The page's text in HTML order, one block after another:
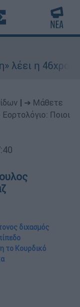
η 46χρονη -
➔ Μάθετε
Ποιοι
διχασμός
το Κουρδικό